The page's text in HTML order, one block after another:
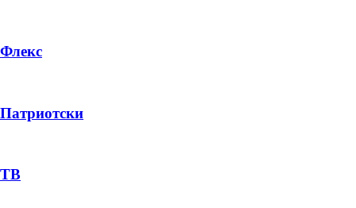
PRODUCT
Флекс
Патриотски
ТВ